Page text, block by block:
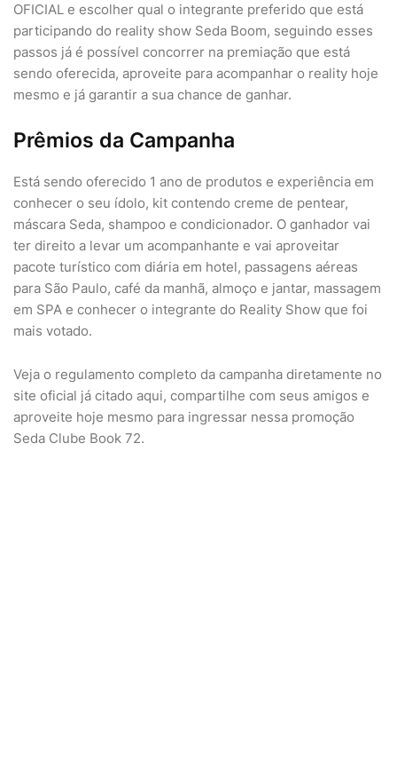
OFICIAL e escolher qual o integrante preferido que está
participando do reality show Seda Boom, seguindo esses
passos já é possível concorrer na premiação que está
sendo oferecida, aproveite para acompanhar o reality hoje
mesmo e já garantir a sua chance de ganhar.
Prêmios da Campanha
Está sendo oferecido 1 ano de produtos e experiência em
conhecer o seu ídolo, kit contendo creme de pentear,
máscara Seda, shampoo e condicionador. O ganhador vai
ter direito a levar um acompanhante e vai aproveitar
pacote turístico com diária em hotel, passagens aéreas
para São Paulo, café da manhã, almoço e jantar, massagem
em SPA e conhecer o integrante do Reality Show que foi
mais votado.
Veja o regulamento completo da campanha diretamente no
site oficial já citado aqui, compartilhe com seus amigos e
aproveite hoje mesmo para ingressar nessa promoção
Seda Clube Book 72.